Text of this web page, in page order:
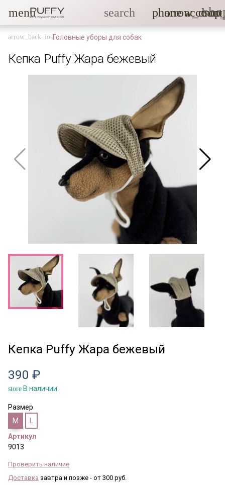
menu search phone
Головные уборы для собак
Кепка Puffy Жара бежевый
Кепка Puffy Жара бежевый
390 ₽
store В наличии
Размер
M
Артикул
9013
Проверить наличие
Доставка завтра и позже - от 300 руб.